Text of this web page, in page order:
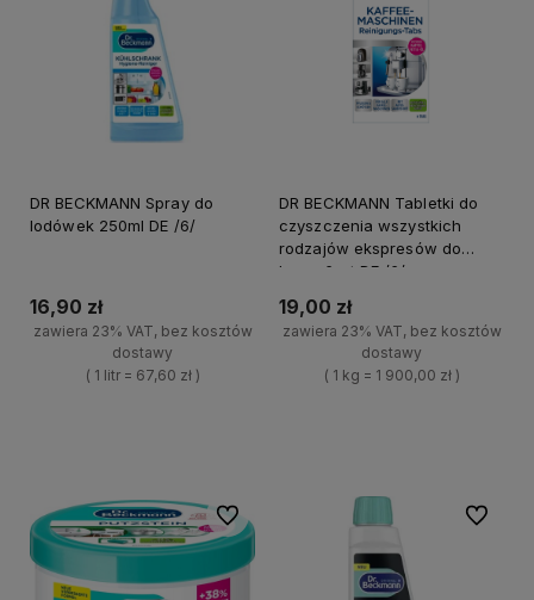
DR BECKMANN Spray do
lodówek 250ml DE /6/
16,90 zł
zawiera 23% VAT, bez kosztów
dostawy
( 1 litr = 67,60 zł )
DR BECKMANN Tabletki do
czyszczenia wszystkich
rodzajów ekspresów do
kawy 6szt DE /6/
19,00 zł
zawiera 23% VAT, bez kosztów
dostawy
( 1 kg = 1 900,00 zł )
Do ulubionych Do